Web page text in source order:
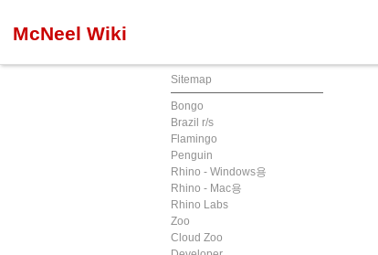
McNeel Wiki
Sitemap
Bongo
Brazil r/s
Flamingo
Penguin
Rhino - Windows용
Rhino - Mac용
Rhino Labs
Zoo
Cloud Zoo